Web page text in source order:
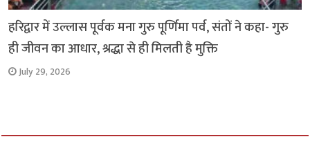
हरिद्वार में उल्लास पूर्वक मना गुरु पूर्णिमा पर्व, संतों ने कहा- गुरु
ही जीवन का आधार, श्रद्धा से ही मिलती है मुक्ति
July 29, 2026